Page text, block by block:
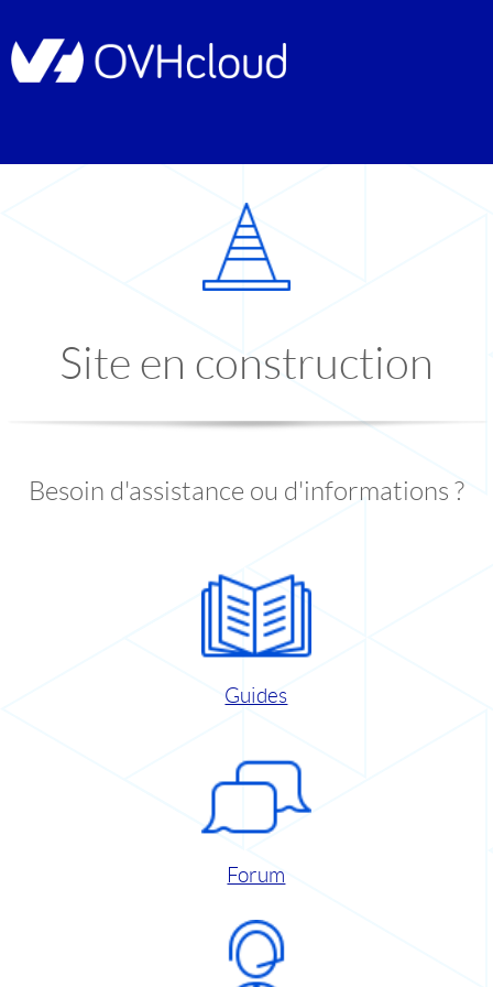
Site en construction
Besoin d'assistance ou d'informations ?
Guides
Forum